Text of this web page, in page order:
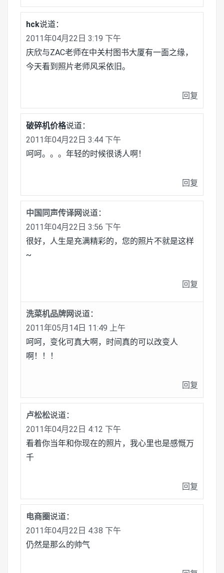
hck说道：
2011年04月22日 3:19 下午
庆欣与ZAC老师在中关村图书大厦有一面之缘，
今天看到照片老师风采依旧。
回复
破碎机价格说道：
2011年04月22日 3:44 下午
呵呵。。。年轻的时候很诱人啊！
回复
中国同声传译网说道：
2011年04月22日 3:56 下午
很好，人生是充满精彩的，您的照片不就是这样
~
回复
洗菜机品牌网说道：
2011年05月14日 11:49 上午
呵呵，变化可真大啊，时间真的可以改变人
啊！！！
回复
卢松松说道：
2011年04月22日 4:12 下午
看着你当年和你现在的照片，我心里也是感慨万
千
回复
电商圈说道：
2011年04月22日 4:38 下午
仍然是那么的帅气